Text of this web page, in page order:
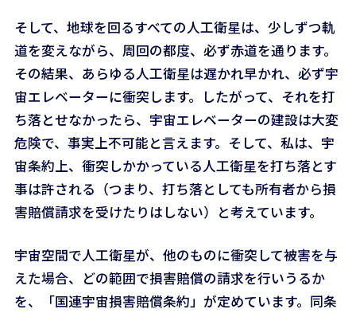
そして、地球を回るすべての人工衛星は、少しずつ軌
道を変えながら、周回の都度、必ず赤道を通ります。
その結果、あらゆる人工衛星は遅かれ早かれ、必ず宇
宙エレベーターに衝突します。したがって、それを打
ち落とせなかったら、宇宙エレベーターの建設は大変
危険で、事実上不可能と言えます。そして、私は、宇
宙条約上、衝突しかかっている人工衛星を打ち落とす
事は許される（つまり、打ち落としても所有者から損
害賠償請求を受けたりはしない）と考えています。
宇宙空間で人工衛星が、他のものに衝突して被害を与
えた場合、どの範囲で損害賠償の請求を行いうるか
を、「国連宇宙損害賠償条約」が定めています。同条